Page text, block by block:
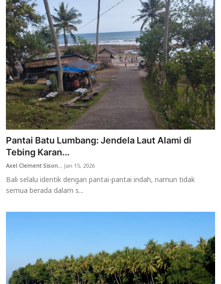
Pantai Batu Lumbang: Jendela Laut Alami di
Tebing Karan...
Axel Clement Sison...Jan 15, 2026
Bali selalu identik dengan pantai-pantai indah, namun tidak
semua berada dalam s...